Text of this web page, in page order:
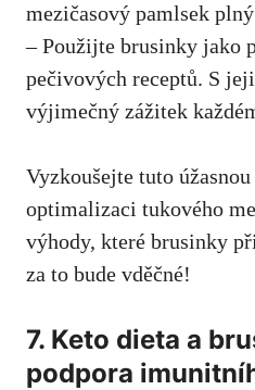
mezičasový pamlsek
– Použijte brusinky jako
pečivových receptů. S
výjimečný zážitek
Vyzkoušejte tuto
optimalizaci tukového
výhody, které brusinky
za to bude vděčné!
7. Keto dieta a
podpora